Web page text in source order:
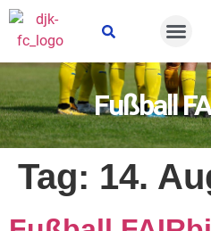
Suche öffnen
Fußball
Tag: 14.